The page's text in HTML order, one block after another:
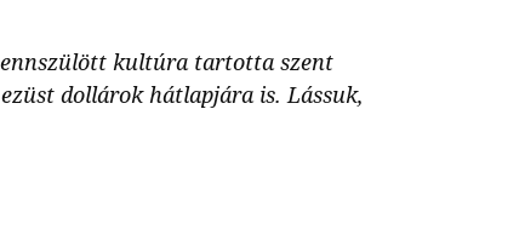
kultúra tartotta szent
dollárok hátlapjára is. Lássuk,